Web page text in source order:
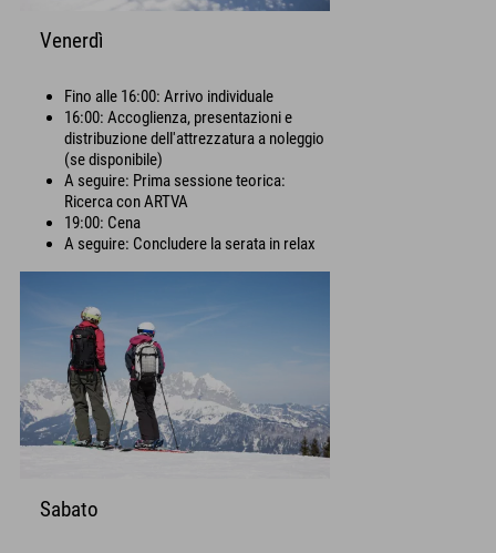
Venerdì
Fino alle 16:00: Arrivo individuale
16:00: Accoglienza, presentazioni e
distribuzione dell'attrezzatura a noleggio
(se disponibile)
A seguire: Prima sessione teorica:
Ricerca con ARTVA
19:00: Cena
A seguire: Concludere la serata in relax
Sabato